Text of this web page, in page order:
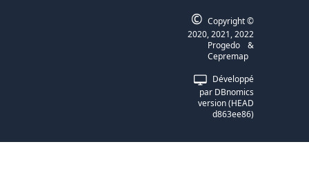
Développé
par DBnomics
version(HEAD
d863ee86)
© Copyright ©
2020, 2021, 2022
Progedo
&
Cepremap